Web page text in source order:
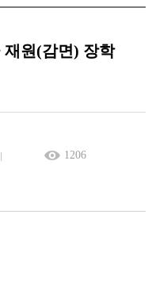
원(감면) 장학
1206